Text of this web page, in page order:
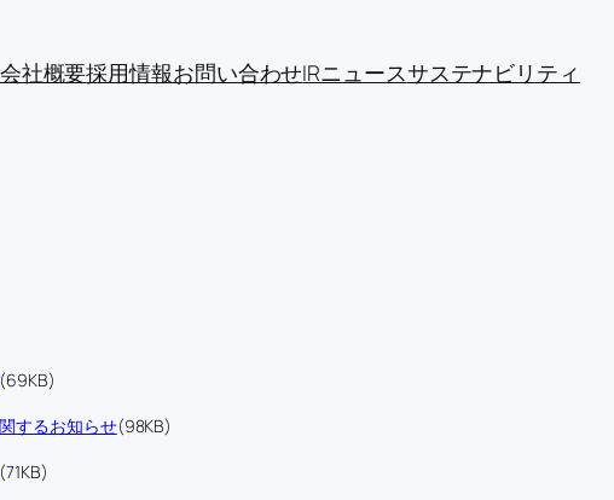
会社概要採用情報お問い合わせIRニュースサステナビリティ
(69KB)
するお知らせ(98KB)
(71KB)